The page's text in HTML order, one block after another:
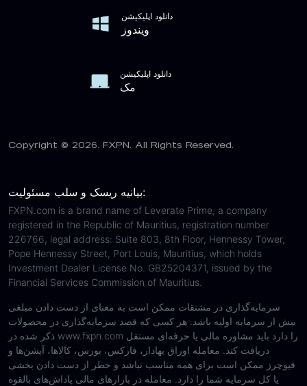
دانلود اپلیکیشن
ویندوز
دانلود اپلیکیشن
مک
Copyright © 2026. FXPN. All Rights Reserved.
بیانیه ریسک و سلب مسئولیت:
FXPN.com is a brand name of Leverate Prime, a company
registered in the Republic of Mauritius, registration number
226766, legal address: Suite 803, 8th Floor, Hennessy Tower,
Pope Hennessy Street, Port Louis, Mauritius, which holds
Investment Dealer License No. GB25204371, issued by the
Financial Services Commission of Mauritius.
سرمایه‌گذاری در مشتقات ممکن است به معنای از دست دادن مبلغی
بیش از سرمایه اولیه باشد. هر کسی که قصد سرمایه‌گذاری در محصولات
ذکر شده در www.fxpn.com را دارد باید مشاوره مالی یا حرفه‌ای مستقل
دریافت کند. معامله اوراق بهادار، فارکس، بورس، کالاها، آپشن‌ها و
فیوچرز ممکن است برای همه مناسب نباشد و خطر از دست دادن بخشی
یا کل سرمایه شما را دارد. معامله در بازارهای مالی پاداش‌های بالقوه